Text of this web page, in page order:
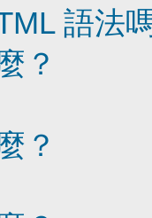
語法
？
？